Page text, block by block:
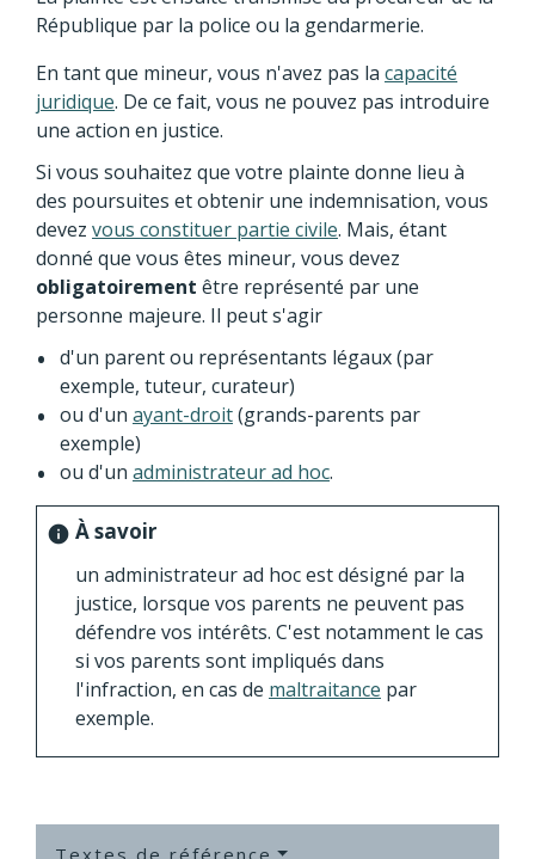
République par la police ou la gendarmerie.
En tant que mineur, vous n'avez pas la capacité
juridique. De ce fait, vous ne pouvez pas introduire
une action en justice.
Si vous souhaitez que votre plainte donne lieu à
des poursuites et obtenir une indemnisation, vous
devez vous constituer partie civile. Mais, étant
donné que vous êtes mineur, vous devez
obligatoirement être représenté par une
personne majeure. Il peut s'agir
d'un parent ou représentants légaux (par
exemple, tuteur, curateur)
ou d'un ayant-droit(grands-parents par
exemple)
ou d'un administrateur ad hoc.
info À savoir
un administrateur ad hoc est désigné par la
justice, lorsque vos parents ne peuvent pas
défendre vos intérêts. C'est notamment le cas
si vos parents sont impliqués dans
l'infraction, en cas de maltraitance par
exemple.
Textes de référence